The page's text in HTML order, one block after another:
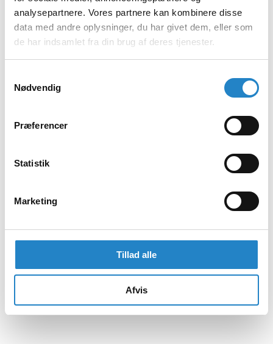
analysepartnere. Vores partnere kan kombinere disse
data med andre oplysninger, du har givet dem, eller som
de har indsamlet fra din brug af deres tjenester.
Nødvendig
Præferencer
Statistik
Marketing
Tillad alle
Afvis